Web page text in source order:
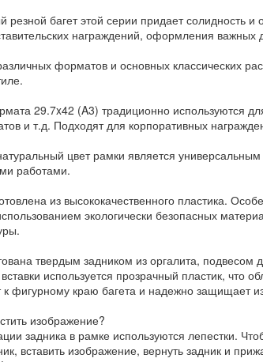
резной багет этой серии придает солидность
награждений, оформления
форматов и основных классических
29.7x42 (A3) традиционно используются
и т.д. Подходят для корпоративных
цвет рамки является
работами.
из высококачественного пластика.
экологически безопасных
твердым задником из оргалита, подвесом
используется прозрачный пластик, что
к фигурному краю багета и надежно защищает
изображение?
задника в рамке используются лепестки.
вставить изображение, вернуть задник и